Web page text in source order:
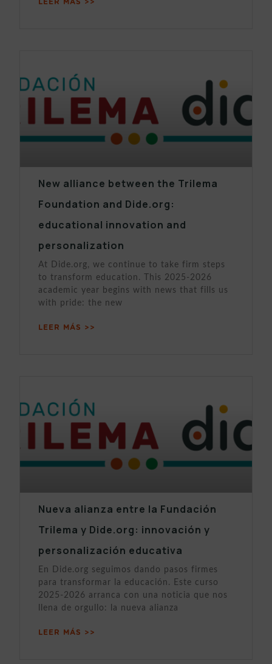
LEER MÁS >>
New alliance between the Trilema
Foundation and Dide.org:
educational innovation and
personalization
At Dide.org, we continue to take firm steps
to transform education. This 2025-2026
academic year begins with news that fills us
with pride: the new
LEER MÁS >>
Nueva alianza entre la Fundación
Trilema y Dide.org: innovación y
personalización educativa
En Dide.org seguimos dando pasos firmes
para transformar la educación. Este curso
2025-2026 arranca con una noticia que nos
llena de orgullo: la nueva alianza
LEER MÁS >>